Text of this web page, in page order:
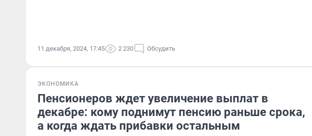
11 декабря, 2024, 17:45 2 230 Обсудить
ЭКОНОМИКА
Пенсионеров ждет увеличение выплат в
декабре: кому поднимут пенсию раньше срока,
а когда ждать прибавки остальным